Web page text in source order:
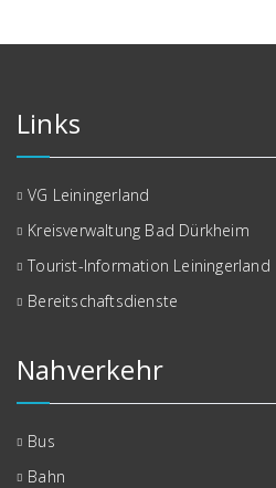
Links
VG Leiningerland
Kreisverwaltung Bad Dürkheim
Tourist-Information Leiningerland
Bereitschaftsdienste
Nahverkehr
Bus
Bahn